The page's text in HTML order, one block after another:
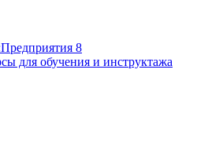
8
для обучения и инструктажа